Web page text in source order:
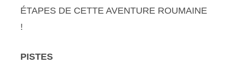
ÉTAPES DE CETTE AVENTURE ROUMAINE
!
PISTES